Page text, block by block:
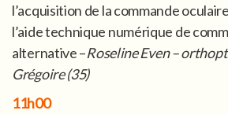
l’acquisition de la commande
l’aide technique numérique de
alternative –Roseline Even –
Grégoire (35)
11h00